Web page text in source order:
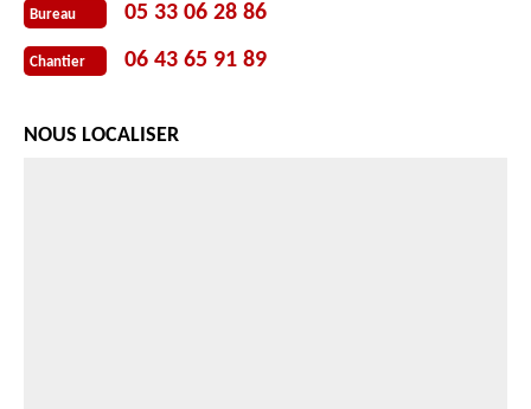
Bureau 05 33 06 28 86
Chantier 06 43 65 91 89
NOUS LOCALISER